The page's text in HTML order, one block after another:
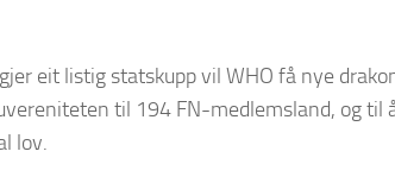
eit listig statskupp vil WHO få nye
til 194 FN-medlemsland, og til
lov.